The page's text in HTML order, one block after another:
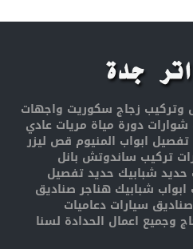
وتركيب زجاج سكوريت واجهات
شوارات دورة مياة مريات عادي
ابواب المنيوم قص ليزر
تركيب ساندوتش بانل
حديد شبابيك حديد تفصيل
شبابيك هناجر صناديق
سيارات دعاميات
وجميع اعمال الحدادة لسنا